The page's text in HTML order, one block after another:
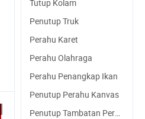
Tutup Kolam
Penutup Truk
Perahu Karet
Perahu Olahraga
Perahu Penangkap Ikan
Penutup Perahu Kanvas
Penutup Tambatan Perahu